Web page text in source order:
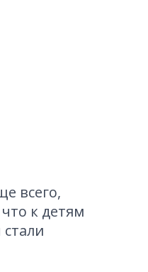
всего,
к детям